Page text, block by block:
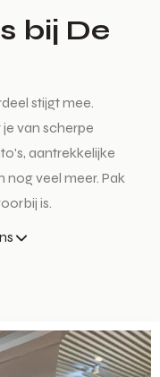
bij De
stijgt mee.
van scherpe
aantrekkelijke
nog veel meer. Pak
is.